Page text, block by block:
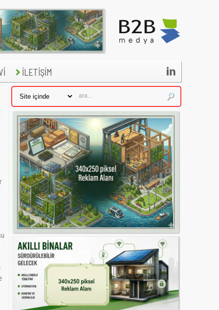
İLETİŞİM 